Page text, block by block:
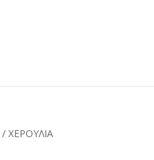
/ ΧΕΡΟΥΛΙΑ